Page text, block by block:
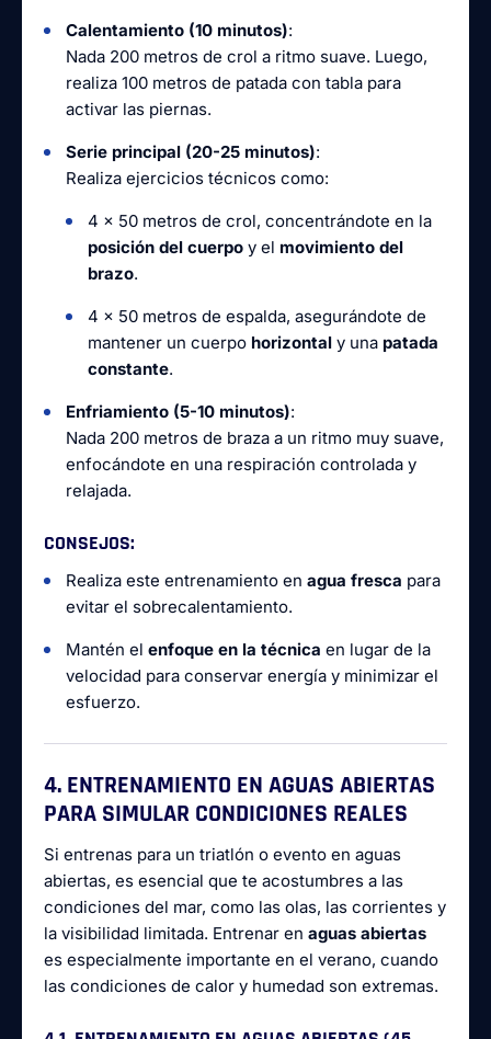
Calentamiento (10 minutos):
Nada 200 metros de crol a ritmo suave. Luego,
realiza 100 metros de patada con tabla para
activar las piernas.
Serie principal (20-25 minutos):
Realiza ejercicios técnicos como:
4 x 50 metros de crol, concentrándote en la
posición del cuerpo y el movimiento del
brazo.
4 x 50 metros de espalda, asegurándote de
mantener un cuerpo horizontal y una patada
constante.
Enfriamiento (5-10 minutos):
Nada 200 metros de braza a un ritmo muy suave,
enfocándote en una respiración controlada y
relajada.
CONSEJOS:
Realiza este entrenamiento en agua fresca para
evitar el sobrecalentamiento.
Mantén el enfoque en la técnica en lugar de la
velocidad para conservar energía y minimizar el
esfuerzo.
4. ENTRENAMIENTO EN AGUAS ABIERTAS
PARA SIMULAR CONDICIONES REALES
Si entrenas para un triatlón o evento en aguas
abiertas, es esencial que te acostumbres a las
condiciones del mar, como las olas, las corrientes y
la visibilidad limitada. Entrenar en aguas abiertas
es especialmente importante en el verano, cuando
las condiciones de calor y humedad son extremas.